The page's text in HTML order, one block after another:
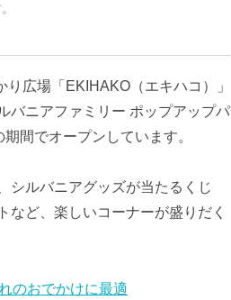
広場「EKIHAKO（エキハコ）」
バニアファミリー ポップアップパ
間でオープンしています。
シルバニアグッズが当たるくじ
ど、楽しいコーナーが盛りだく
のおでかけに最適